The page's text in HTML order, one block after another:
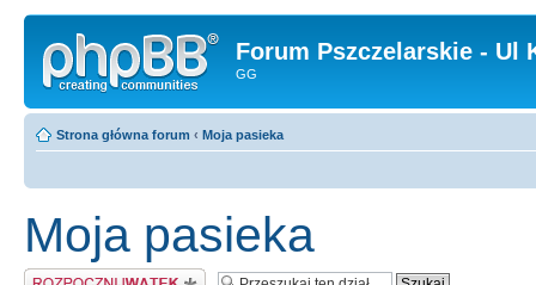
Forum Pszczelarskie - Ul
GG
Strona główna forum ‹ Moja pasieka
Moja pasieka
Napisz wątek